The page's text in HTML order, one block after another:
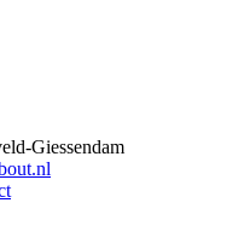
Giessendam